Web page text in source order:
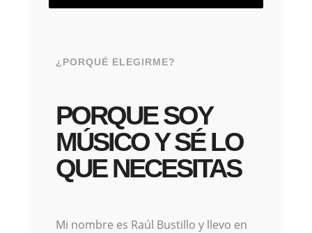
¿PORQUÉ ELEGIRME?
PORQUE SOY
MÚSICO Y SÉ LO
QUE NECESITAS
Mi nombre es Raúl Bustillo y llevo en